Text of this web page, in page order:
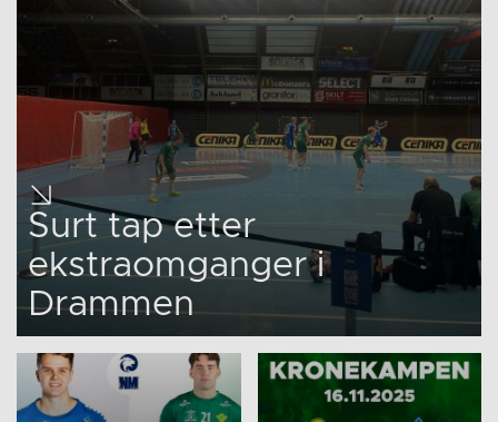
Surt tap etter
ekstraomganger i
Drammen